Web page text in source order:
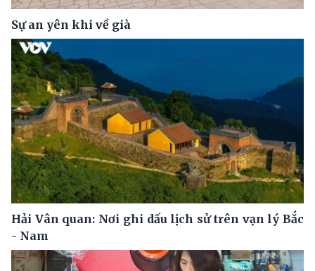
Sự an yên khi về già
Hải Vân quan: Nơi ghi dấu lịch sử trên vạn lý Bắc
- Nam